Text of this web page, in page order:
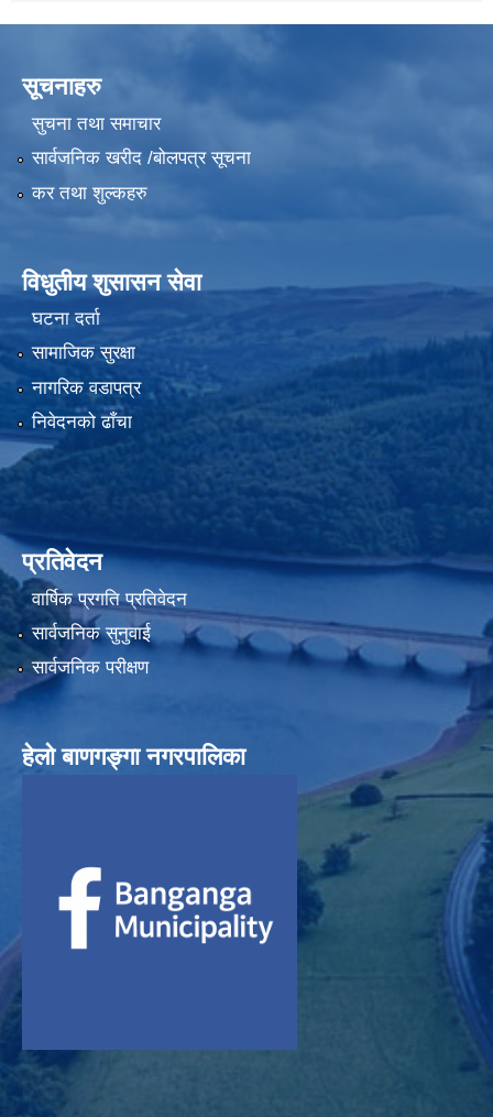
सूचनाहरु
सुचना तथा समाचार
सार्वजनिक खरीद /बोलपत्र सूचना
कर तथा शुल्कहरु
विधुतीय शुसासन सेवा
घटना दर्ता
सामाजिक सुरक्षा
नागरिक वडापत्र
निवेदनको ढाँचा
प्रतिवेदन
वार्षिक प्रगति प्रतिवेदन
सार्वजनिक सुनुवाई
सार्वजनिक परीक्षण
हेलाे बाणगङ्गा नगरपालिका